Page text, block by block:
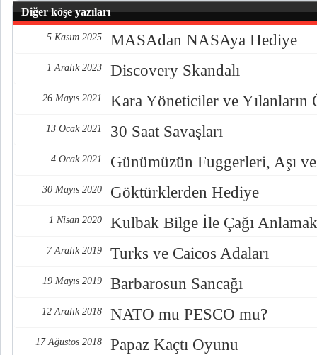
Diğer köşe yazıları
5 Kasım 2025 MASAdan NASAya Hediye
1 Aralık 2023 Discovery Skandalı
26 Mayıs 2021 Kara Yöneticiler ve Yılanların
13 Ocak 2021 30 Saat Savaşları
4 Ocak 2021 Günümüzün Fuggerleri, Aşı
30 Mayıs 2020 Göktürklerden Hediye
1 Nisan 2020 Kulbak Bilge İle Çağı Anlamak
7 Aralık 2019 Turks ve Caicos Adaları
19 Mayıs 2019 Barbarosun Sancağı
12 Aralık 2018 NATO mu PESCO mu?
17 Ağustos 2018 Papaz Kaçtı Oyunu